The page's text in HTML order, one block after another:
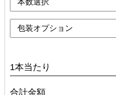
1本当たり
合計金額